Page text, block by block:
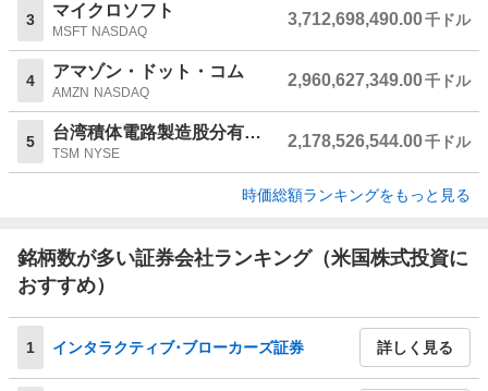
3 マイクロソフト
MSFT NASDAQ
3,712,698,490.00千ドル
4 アマゾン・ドット・コム
AMZN NASDAQ
2,960,627,349.00千ドル
5 台湾積体電路製造股分有限公司
TSM NYSE
2,178,526,544.00千ドル
時価総額ランキングをもっと見る
銘柄数が多い証券会社ランキング（米国株式投資に
おすすめ）
1 インタラクティブ･ブローカーズ証券 詳しく見る